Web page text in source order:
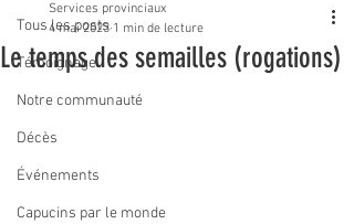
Tous les posts
Témoignage
Notre communauté
Décès
Événements
Capucins par le monde
Le temps des semailles (rogations)
Services provinciaux
4 mai 2023 1 min de lecture